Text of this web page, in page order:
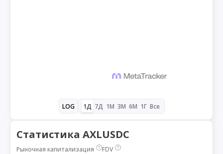
LOG 1Д 7Д 1М 3М 6М 1Г Все
Статистика AXLUSDC
Рыночная капитализация
FDV